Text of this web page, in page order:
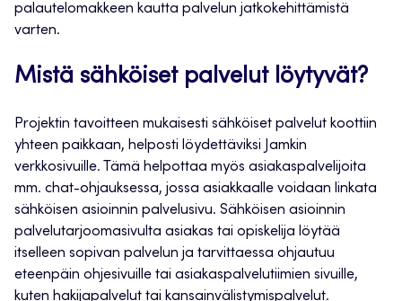
palautelomakkeen kautta palvelun jatkokehittämistä
varten.
Mistä sähköiset palvelut löytyvät?
Projektin tavoitteen mukaisesti sähköiset palvelut koottiin
yhteen paikkaan, helposti löydettäviksi Jamkin
verkkosivuille. Tämä helpottaa myös asiakaspalvelijoita
mm. chat-ohjauksessa, jossa asiakkaalle voidaan linkata
sähköisen asioinnin palvelusivu. Sähköisen asioinnin
palvelutarjoomasivulta asiakas tai opiskelija löytää
itselleen sopivan palvelun ja tarvittaessa ohjautuu
eteenpäin ohjesivuille tai asiakaspalvelutiimien sivuille,
kuten hakijapalvelut tai kansainvälistymispalvelut.